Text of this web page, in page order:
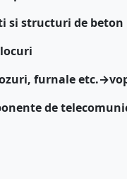
si structuri de beton
furnale
de